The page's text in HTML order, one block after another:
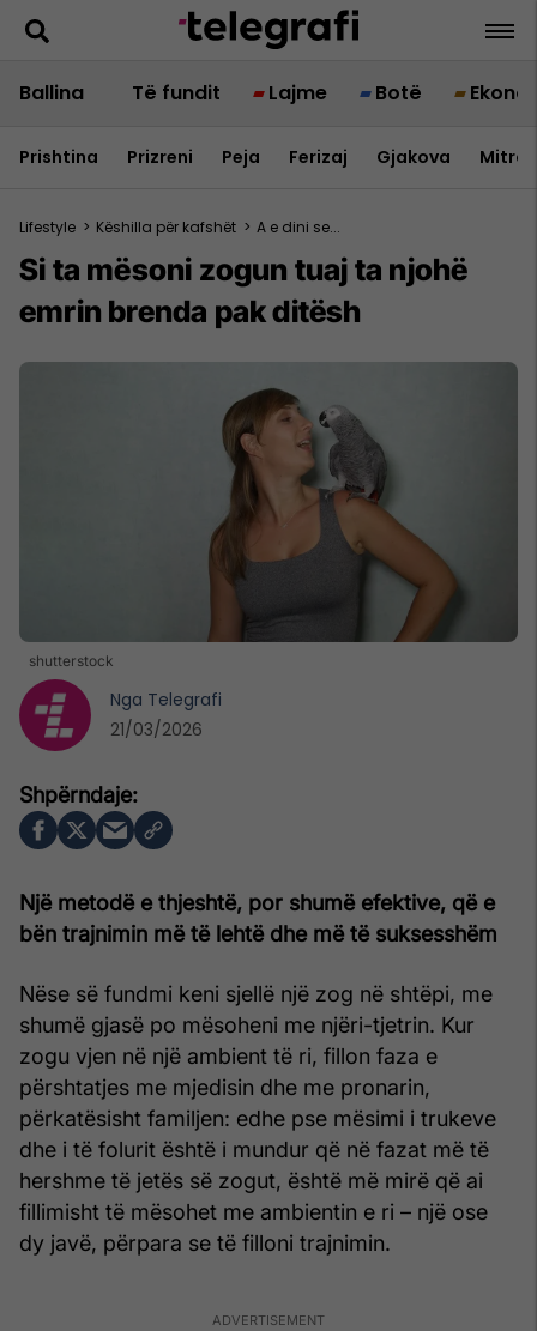
Ballina Të fundit Lajme Botë
Prishtina Prizreni Peja Ferizaj Gjakova
Lifestyle > Këshilla për kafshët > A e dini se...
Si ta mësoni zogun tuaj ta njohë
emrin brenda pak ditësh
shutterstock
Një metodë e thjeshtë, por shumë efektive, që e
bën trajnimin më të lehtë dhe më të suksesshëm
Nëse së fundmi keni sjellë një zog në shtëpi, me
shumë gjasë po mësoheni me njëri-tjetrin. Kur
zogu vjen në një ambient të ri, fillon faza e
përshtatjes me mjedisin dhe me pronarin,
përkatësisht familjen: edhe pse mësimi i trukeve
dhe i të folurit është i mundur që në fazat më të
hershme të jetës së zogut, është më mirë që ai
fillimisht të mësohet me ambientin e ri – një ose
dy javë, përpara se të filloni trajnimin.
Nga Telegrafi
21/03/2026